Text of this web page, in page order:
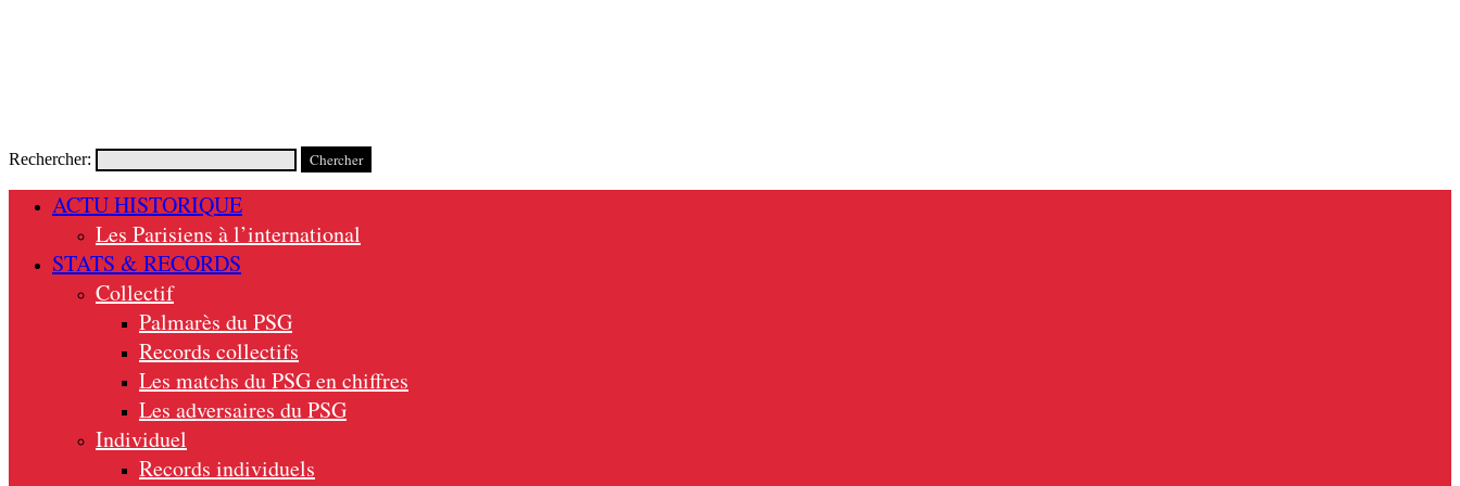
Rechercher:
ACTU HISTORIQUE
Les Parisiens à l’international
STATS & RECORDS
Collectif
Palmarès du PSG
Records collectifs
Les matchs du PSG en chiffres
Les adversaires du PSG
Individuel
Records individuels